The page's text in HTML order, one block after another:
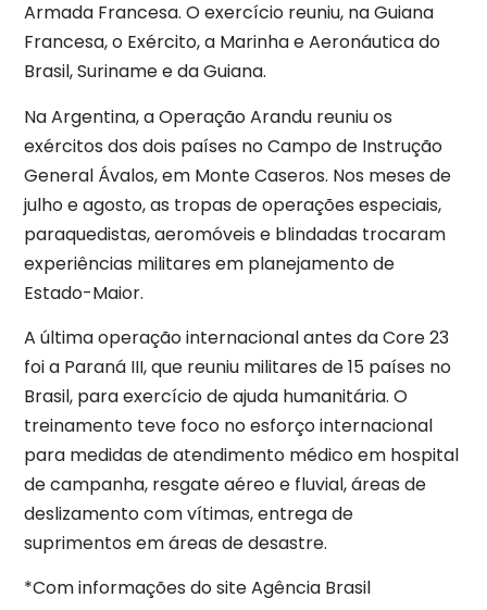
Armada Francesa. O exercício reuniu, na Guiana
Francesa, o Exército, a Marinha e Aeronáutica do
Brasil, Suriname e da Guiana.
Na Argentina, a Operação Arandu reuniu os
exércitos dos dois países no Campo de Instrução
General Ávalos, em Monte Caseros. Nos meses de
julho e agosto, as tropas de operações especiais,
paraquedistas, aeromóveis e blindadas trocaram
experiências militares em planejamento de
Estado-Maior.
A última operação internacional antes da Core 23
foi a Paraná III, que reuniu militares de 15 países no
Brasil, para exercício de ajuda humanitária. O
treinamento teve foco no esforço internacional
para medidas de atendimento médico em hospital
de campanha, resgate aéreo e fluvial, áreas de
deslizamento com vítimas, entrega de
suprimentos em áreas de desastre.
*Com informações do site Agência Brasil